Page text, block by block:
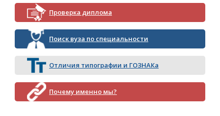
Проверка диплома
Поиск вуза по специальности
Отличия типографии и ГОЗНАКа
Почему именно мы?